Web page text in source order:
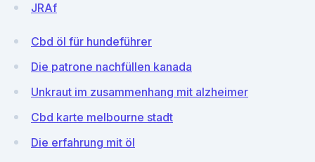
JRAf
Cbd öl für hundeführer
Die patrone nachfüllen kanada
Unkraut im zusammenhang mit alzheimer
Cbd karte melbourne stadt
Die erfahrung mit öl